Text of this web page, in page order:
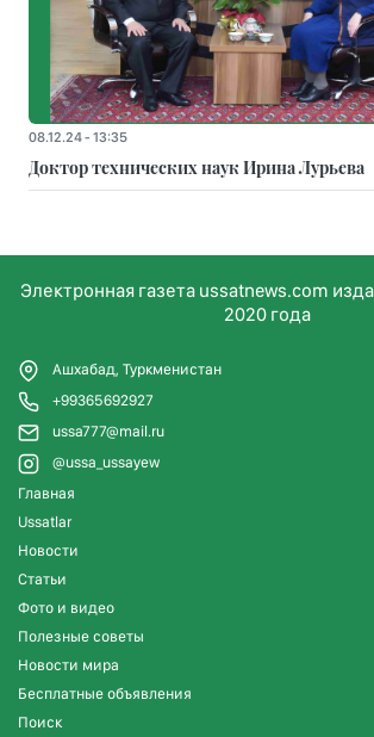
08.12.24 - 13:35
Доктор технических наук Ирина Лурьева
Электронная газета ussatnews.com
2020 года
Ашхабад, Туркменистан
+99365692927
ussa777@mail.ru
@ussa_ussayew
Главная
Ussatlar
Новости
Статьи
Фото и видео
Полезные советы
Новости мира
Бесплатные объявления
Поиск